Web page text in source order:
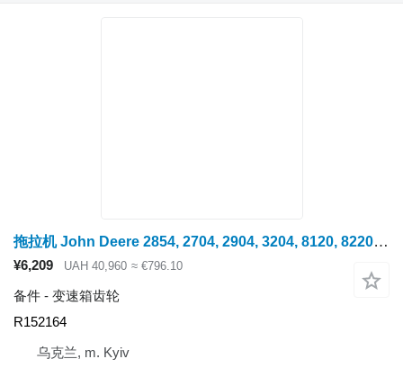
拖拉机 John Deere 2854, 2704, 2904, 3204, 8120, 8220, 8320, 8520 的 变速箱齿轮 R152164
¥6,209 UAH 40,960 ≈ €796.10
备件 - 变速箱齿轮
R152164
乌克兰, m. Kyiv